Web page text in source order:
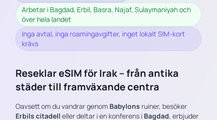
Arbetar i Bagdad, Erbil, Basra, Najaf, Sulaymaniyah och
över hela landet
Inga avtal, inga roamingavgifter, inget lokalt SIM-kort
krävs
Reseklar eSIM för Irak – från antika
städer till framväxande centra
Oavsett om du vandrar genom Babylons ruiner, besöker
Erbils citadell eller deltar i en konferens i Bagdad, erbjuder